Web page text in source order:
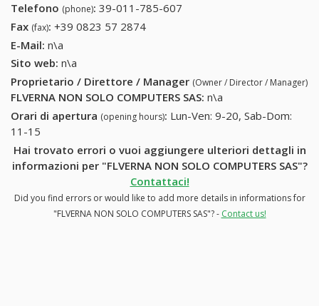
Telefono (phone): 39-011-785-607
Fax (fax): +39 0823 57 2874
E-Mail: n\a
Sito web: n\a
Proprietario / Direttore / Manager (Owner / Director / Manager)
FLVERNA NON SOLO COMPUTERS SAS: n\a
Orari di apertura (opening hours): Lun-Ven: 9-20, Sab-Dom:
11-15
Hai trovato errori o vuoi aggiungere ulteriori dettagli in
informazioni per "FLVERNA NON SOLO COMPUTERS SAS"?
Contattaci!
Did you find errors or would like to add more details in informations for
"FLVERNA NON SOLO COMPUTERS SAS"? - Contact us!